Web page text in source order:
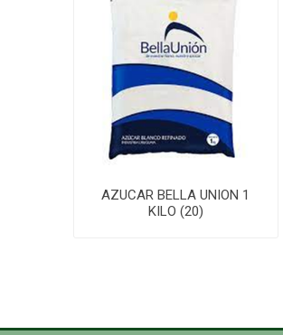
AZUCAR BELLA UNION 1
KILO (20)